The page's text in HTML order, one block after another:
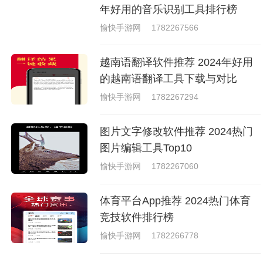
戏，相信你们一定会喜欢的。
年好用的音乐识别工具排行榜
愉快手游网 1782267566
越南语翻译软件推荐 2024年好用
的越南语翻译工具下载与对比
愉快手游网 1782267294
图片文字修改软件推荐 2024热门
图片编辑工具Top10
愉快手游网 1782267060
体育平台App推荐 2024热门体育
竞技软件排行榜
愉快手游网 1782266778